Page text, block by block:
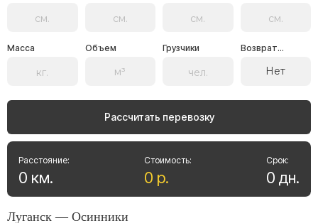
Масса Объем Грузчики Возврат...
Нет
Рассчитать перевозку
Стоимость:
0 р.
Расстояние:
0 км.
Срок:
0 дн.
Луганск — Осинники